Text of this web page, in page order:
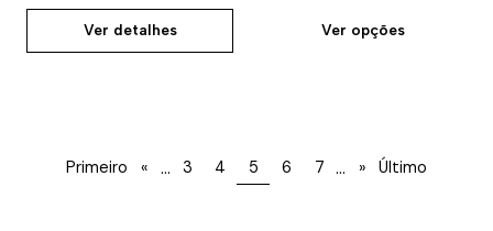
Ver detalhes Ver opções
Primeiro « ... 3 4 5 6 7 ... » Último